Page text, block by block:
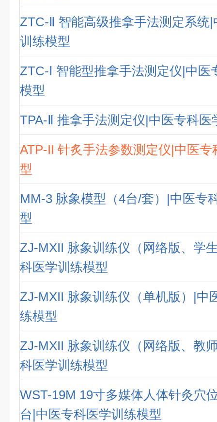
ZTC-Ⅱ 智能高级推拿手法测定系统
训练模型
ZTC-Ⅰ 智能型推拿手法测定仪|中医
模型
TPA-Ⅱ 推拿手法测定仪|中医专科医
ATP-II 针炙手法参数测定仪|中医专
型
MM-3 脉象模型（4台/套）|中医专
型
ZJ-MXII 脉象训练仪（网络版、学
科医学训练模型
ZJ-MXII 脉象训练仪（单机版）|中
练模型
ZJ-MXII 脉象训练仪（网络版、教
科医学训练模型
WST-19M 19寸多媒体人体针灸穴
台|中医专科医学训练模型